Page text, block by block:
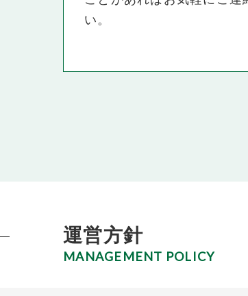
い。
運営方針
MANAGEMENT POLICY